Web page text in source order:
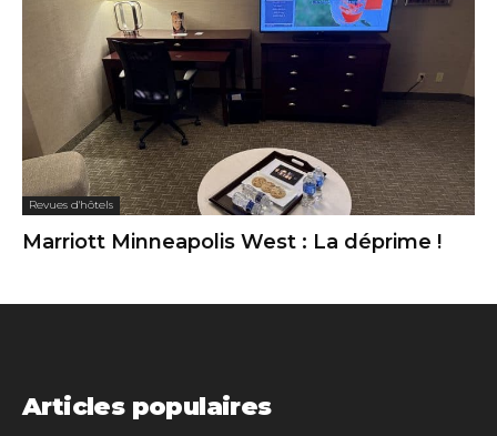
Revues d'hôtels
Marriott Minneapolis West : La déprime !
Articles populaires